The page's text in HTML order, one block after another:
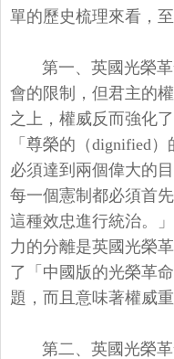
單的歷史梳理來看，
第一、英國光榮
會的限制， 但君主的
之上，權威反而強化
「 尊榮的（dignified）
必須達到兩個偉大的
每一個憲制都必須首
這種效忠進行統治。
力的分離是英國光榮
了「 中國版的光榮革
題， 而且意味著權威
第二、英國光榮